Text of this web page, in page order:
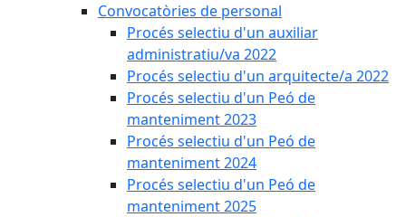
Convocatòries de personal
Procés selectiu d'un auxiliar
administratiu/va 2022
Procés selectiu d'un arquitecte/a 2022
Procés selectiu d'un Peó de
manteniment 2023
Procés selectiu d'un Peó de
manteniment 2024
Procés selectiu d'un Peó de
manteniment 2025